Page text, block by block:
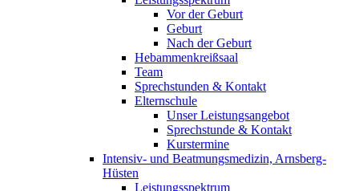
Vor der Geburt
Geburt
Nach der Geburt
Hebammenkreißsaal
Team
Sprechstunden & Kontakt
Elternschule
Unser Leistungsangebot
Sprechstunde & Kontakt
Kurstermine
Intensiv- und Beatmungsmedizin, Arnsberg-
Hüsten
Leistungsspektrum